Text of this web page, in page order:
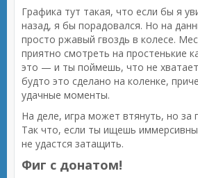
Графика тут такая, что если бы я
назад, я бы порадовался. Но на
просто ржавый гвоздь в колесе.
приятно смотреть на простенькие
это — и ты поймешь, что не
будто это сделано на коленке,
удачные моменты.
На деле, игра может втянуть, но за
Так что, если ты ищешь
не удастся затащить.
Фиг с донатом!